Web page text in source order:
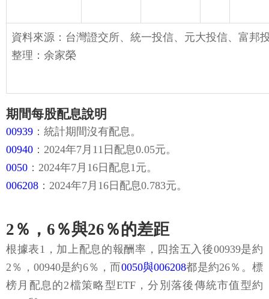
資料來源：台灣證交所、統一投信、元大投信、富
整理：余家榮
期間每股配息說明
00939 ：統計期間沒有配息。
00940 ：2024年7月11日配息0.05元。
0050 ：2024年7月16日配息1元。
006208 ：2024年7月16日配息0.783元。
2％，6％與26％的差距
根據表1，加上配息的報酬率，四捨五入後00939是約
2％，00940是約6％，而0050與006208都是約26％。標
榜月配息的2檔策略型ETF，分別落後傳統市值型約